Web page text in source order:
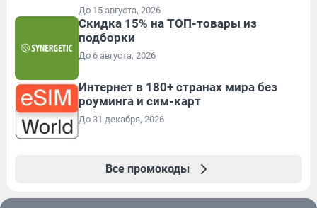
До 15 августа, 2026
Скидка 15% на ТОП-товары из
подборки
До 6 августа, 2026
Интернет в 180+ странах мира без
роуминга и сим-карт
До 31 декабря, 2026
Все промокоды